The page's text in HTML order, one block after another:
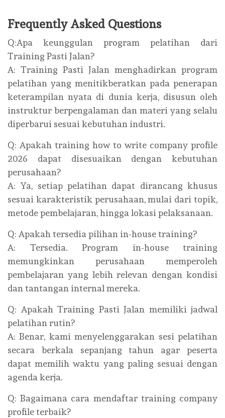
Frequently Asked Questions
Q:Apa keunggulan program pelatihan dari
Training Pasti Jalan?
A: Training Pasti Jalan menghadirkan program
pelatihan yang menitikberatkan pada penerapan
keterampilan nyata di dunia kerja, disusun oleh
instruktur berpengalaman dan materi yang selalu
diperbarui sesuai kebutuhan industri.
Q: Apakah training how to write company profile
2026 dapat disesuaikan dengan kebutuhan
perusahaan?
A: Ya, setiap pelatihan dapat dirancang khusus
sesuai karakteristik perusahaan, mulai dari topik,
metode pembelajaran, hingga lokasi pelaksanaan.
Q: Apakah tersedia pilihan in-house training?
A: Tersedia. Program in-house training
memungkinkan perusahaan memperoleh
pembelajaran yang lebih relevan dengan kondisi
dan tantangan internal mereka.
Q: Apakah Training Pasti Jalan memiliki jadwal
pelatihan rutin?
A: Benar, kami menyelenggarakan sesi pelatihan
secara berkala sepanjang tahun agar peserta
dapat memilih waktu yang paling sesuai dengan
agenda kerja.
Q: Bagaimana cara mendaftar training company
profile terbaik?